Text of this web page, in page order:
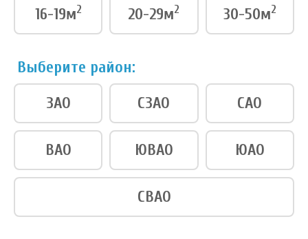
16-19м2 20-29м2 30-50м2
Выберите район:
ЗАО
СЗАО САО
ВАО ЮВАО ЮАО
СВАО